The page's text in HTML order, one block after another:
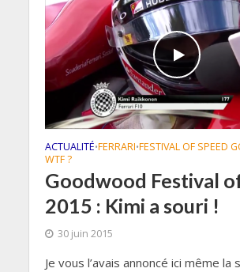
ACTUALITÉ•FERRARI•FESTIVAL OF SPEED
WTF ?
Goodwood Festival
2015 : Kimi a souri !
30 juin 2015
Je vous l’avais annoncé ici même la